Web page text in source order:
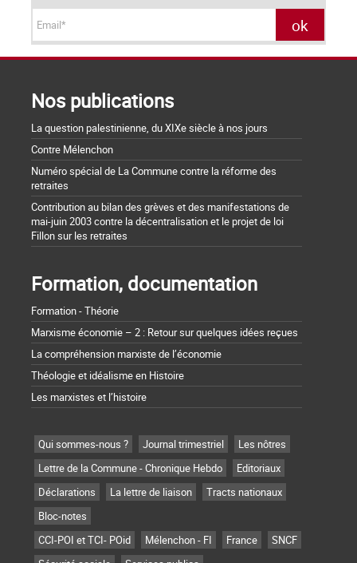
Nos publications
La question palestinienne, du XIXe siècle à nos jours
Contre Mélenchon
Numéro spécial de La Commune contre la réforme des
retraites
Contribution au bilan des grèves et des manifestations de
mai-juin 2003 contre la décentralisation et le projet de loi
Fillon sur les retraites
Formation, documentation
Formation - Théorie
Marxisme économie – 2 : Retour sur quelques idées reçues
La compréhension marxiste de l’économie
Théologie et idéalisme en Histoire
Les marxistes et l’histoire
Qui sommes-nous ? Journal trimestriel
Les nôtres
Lettre de la Commune - Chronique Hebdo
Editoriaux
Déclarations
La lettre de liaison
Tracts nationaux
Bloc-notes
CCI-POI et TCI- POid
Mélenchon - FI France
SNCF